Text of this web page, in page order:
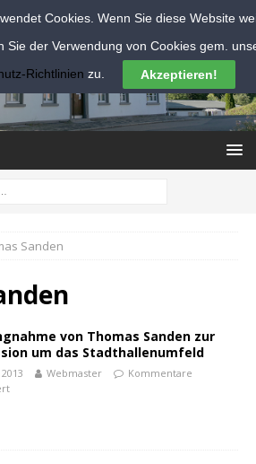
Sanden
von Thomas Sanden zur
um das Stadthallenumfeld
Webmaster
Kommentare
Cookies. Wenn Sie diese Website
Sie der Verwendung von Cookies gem.
Richtlinien zu. Akzeptieren!